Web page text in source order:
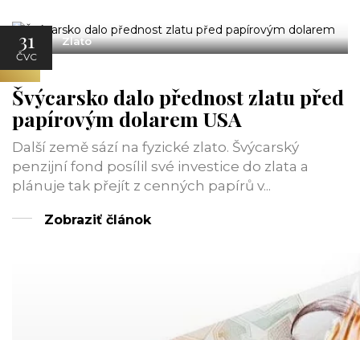
31
ČVC
Zlato
Švýcarsko dalo přednost zlatu před
papírovým dolarem USA
Další země sází na fyzické zlato. Švýcarský
penzijní fond posílil své investice do zlata a
plánuje tak přejít z cenných papírů v...
Zobraziť článok